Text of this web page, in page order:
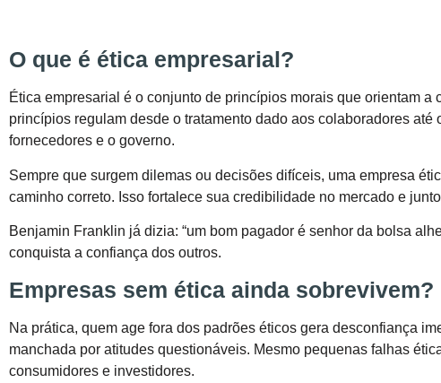
O que é ética empresarial?
Ética empresarial é o conjunto de princípios morais que orientam a
princípios regulam desde o tratamento dado aos colaboradores até
fornecedores e o governo.
Sempre que surgem dilemas ou decisões difíceis, uma empresa
caminho correto. Isso fortalece sua credibilidade no mercado e
Benjamin Franklin já dizia: “um bom pagador é senhor da bolsa
conquista a confiança dos outros.
Empresas sem ética ainda sobrevivem?
Na prática, quem age fora dos padrões éticos gera desconfiança
manchada por atitudes questionáveis. Mesmo pequenas falhas
consumidores e investidores.